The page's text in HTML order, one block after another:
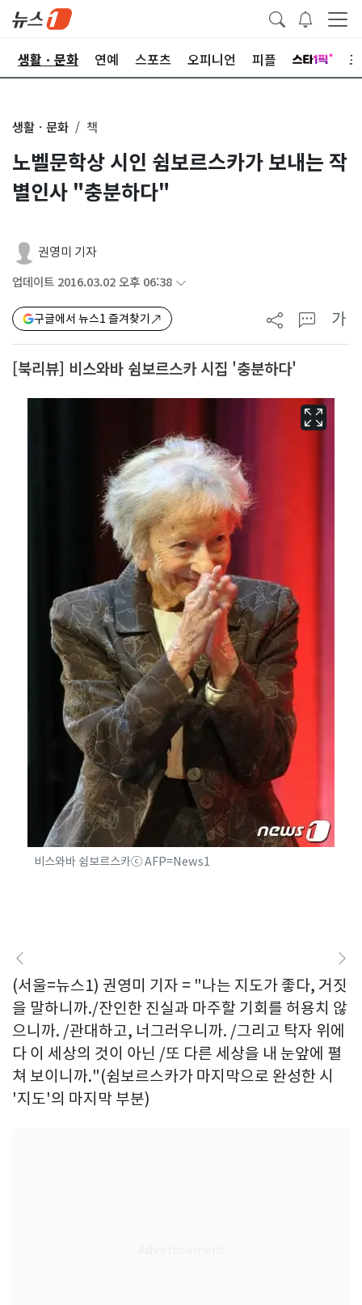
생활ㆍ문화 연예 스포츠 오피니언 피플
생활ㆍ문화 책
노벨문학상 시인 쉼보르스카가 보내는 작
별인사 "충분하다"
권영미 기자
업데이트 2016.03.02 오후 06:38
구글에서 뉴스1 즐겨찾기 가
[북리뷰] 비스와바 쉼보르스카 시집 '충분하다'
비스와바 쉼보르스카ⓒ AFP=News1
(서울=뉴스1) 권영미 기자 = "나는 지도가 좋다, 거짓
을 말하니까./잔인한 진실과 마주할 기회를 허용치 않
으니까. /관대하고, 너그러우니까. /그리고 탁자 위에
다 이 세상의 것이 아닌 /또 다른 세상을 내 눈앞에 펼
쳐 보이니까."(쉼보르스카가 마지막으로 완성한 시
'지도'의 마지막 부분)